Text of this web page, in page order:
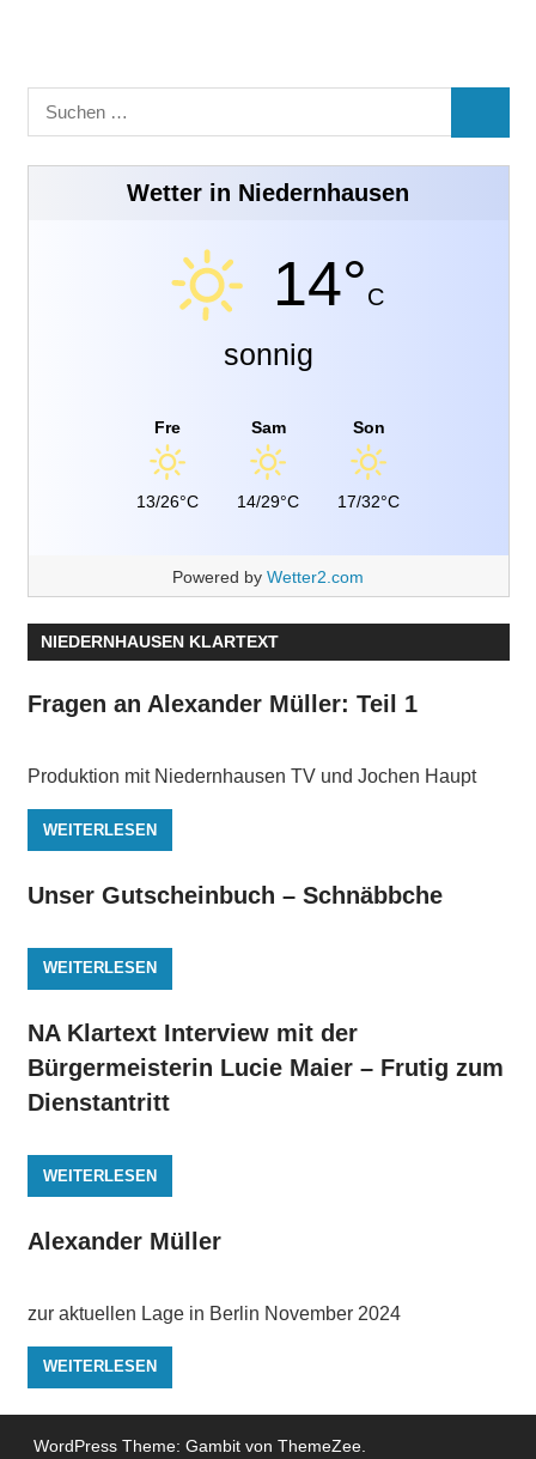
Suchen
nach:
Wetter in Niedernhausen
14°C
sonnig
Fre
13/26°C
Sam
14/29°C
Son
17/32°C
Powered by Wetter2.com
NIEDERNHAUSEN KLARTEXT
Fragen an Alexander Müller: Teil 1
Produktion mit Niedernhausen TV und Jochen Haupt
WEITERLESEN
Unser Gutscheinbuch – Schnäbbche
WEITERLESEN
NA Klartext Interview mit der
Bürgermeisterin Lucie Maier – Frutig zum
Dienstantritt
WEITERLESEN
Alexander Müller
zur aktuellen Lage in Berlin November 2024
WEITERLESEN
WordPress Theme: Gambit von ThemeZee.